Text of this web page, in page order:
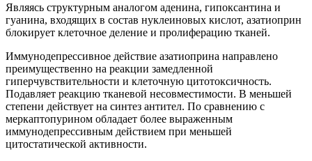
Являясь структурным аналогом аденина, гипоксантина и
гуанина, входящих в состав нуклеиновых кислот, азатиоприн
блокирует клеточное деление и пролиферацию тканей.
Иммунодепрессивное действие азатиоприна направлено
преимущественно на реакции замедленной
гиперчувствительности и клеточную цитотоксичность.
Подавляет реакцию тканевой несовместимости. В меньшей
степени действует на синтез антител. По сравнению с
меркаптопурином обладает более выраженным
иммунодепрессивным действием при меньшей
цитостатической активности.